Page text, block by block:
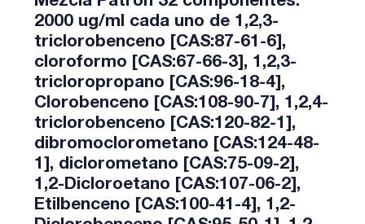
2000 ug/ml cada uno de 1,2,3-
triclorobenceno [CAS:87-61-6],
cloroformo [CAS:67-66-3], 1,2,3-
tricloropropano [CAS:96-18-4],
Clorobenceno [CAS:108-90-7], 1,2,4-
triclorobenceno [CAS:120-82-1],
dibromoclorometano [CAS:124-48-
1], diclorometano [CAS:75-09-2],
1,2-Dicloroetano [CAS:107-06-2],
Etilbenceno [CAS:100-41-4], 1,2-